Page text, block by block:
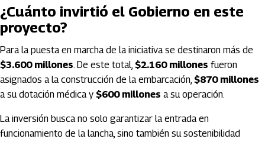
¿Cuánto invirtió el Gobierno en este
proyecto?
Para la puesta en marcha de la iniciativa se destinaron más de
$3.600 millones. De este total, $2.160 millones fueron
asignados a la construcción de la embarcación, $870 millones
a su dotación médica y $600 millones a su operación.
La inversión busca no solo garantizar la entrada en
funcionamiento de la lancha, sino también su sostenibilidad